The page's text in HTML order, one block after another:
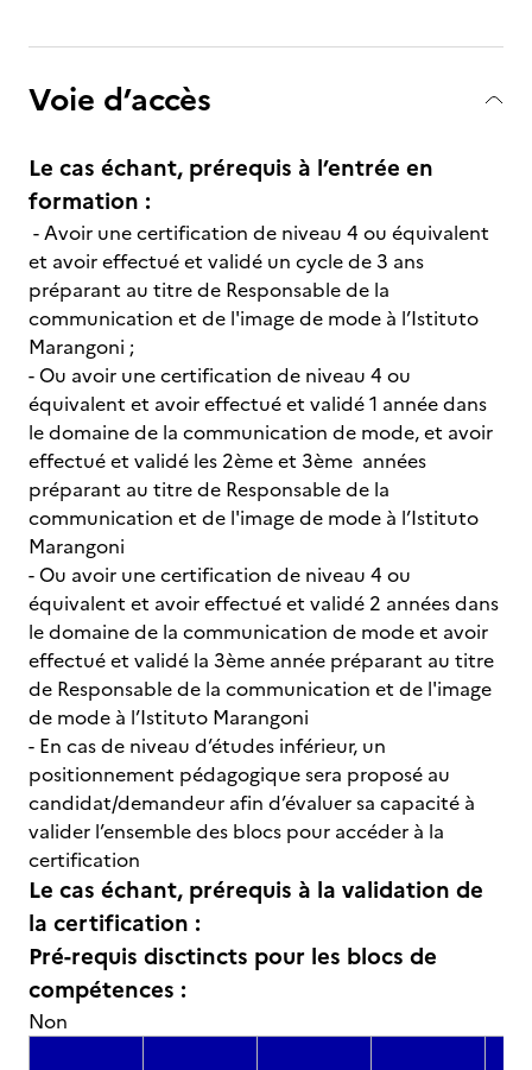
Voie d’accès
Le cas échant, prérequis à l’entrée en
formation :
- Avoir une certification de niveau 4 ou équivalent
et avoir effectué et validé un cycle de 3 ans
préparant au titre de Responsable de la
communication et de l'image de mode à l’Istituto
Marangoni ;
- Ou avoir une certification de niveau 4 ou
équivalent et avoir effectué et validé 1 année dans
le domaine de la communication de mode, et avoir
effectué et validé les 2ème et 3ème années
préparant au titre de Responsable de la
communication et de l'image de mode à l’Istituto
Marangoni
- Ou avoir une certification de niveau 4 ou
équivalent et avoir effectué et validé 2 années dans
le domaine de la communication de mode et avoir
effectué et validé la 3ème année préparant au titre
de Responsable de la communication et de l'image
de mode à l’Istituto Marangoni
- En cas de niveau d’études inférieur, un
positionnement pédagogique sera proposé au
candidat/demandeur afin d’évaluer sa capacité à
valider l’ensemble des blocs pour accéder à la
certification
Le cas échant, prérequis à la validation de
la certification :
Pré-requis disctincts pour les blocs de
compétences :
Non